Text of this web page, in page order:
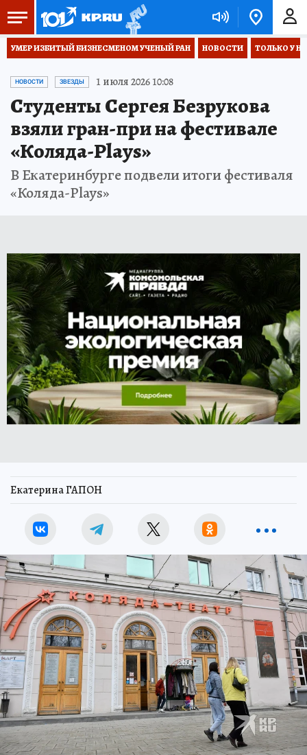
УМЕР ИЗБИТЫЙ БИЗНЕСМЕНОМ УЧЕНЫЙ РАН НОВОСТИ ТОЛЬКО У
НОВОСТИ ЗВЕЗДЫ 1 июля 2026 10:08
Студенты Сергея Безрукова
взяли гран-при на фестивале
«Коляда-Plays»
В Екатеринбурге подвели итоги фестиваля
«Коляда-Plays»
Екатерина ГАПОН